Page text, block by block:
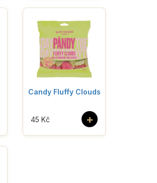
Candy Fluffy Clouds
+
45 Kč